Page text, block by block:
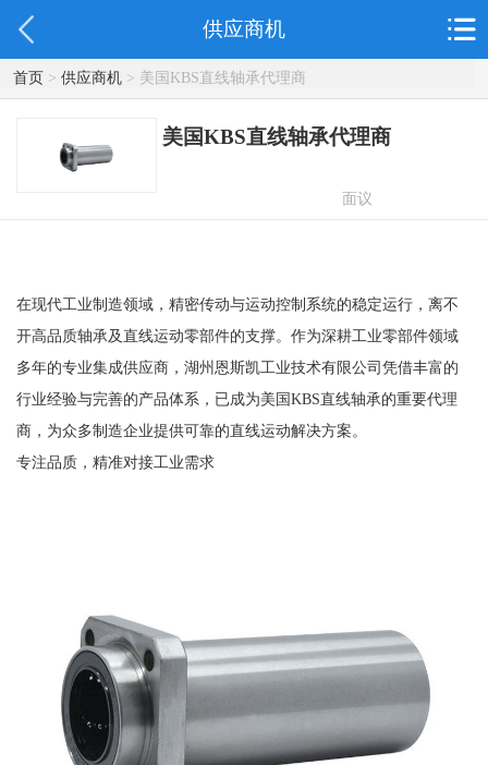
供应商机
首页> 供应商机> 美国KBS直线轴承代理商
美国KBS直线轴承代理商
面议
在现代工业制造领域，精密传动与运动控制系统的稳定运行，离不
开高品质轴承及直线运动零部件的支撑。作为深耕工业零部件领域
多年的专业集成供应商，湖州恩斯凯工业技术有限公司凭借丰富的
行业经验与完善的产品体系，已成为美国KBS直线轴承的重要代理
商，为众多制造企业提供可靠的直线运动解决方案。
专注品质，精准对接工业需求